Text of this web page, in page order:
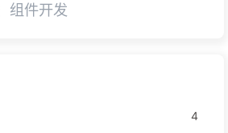
组件开发
4